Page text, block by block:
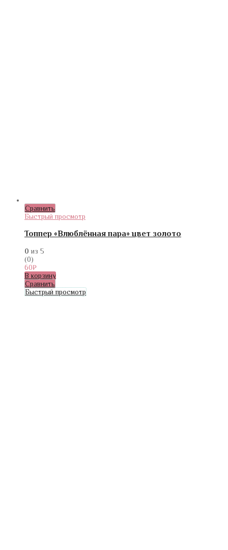
Сравнить
Быстрый просмотр
Топпер «Влюблённая пара» цвет золото
0 из 5
(0)
60₽
В корзину
Сравнить
Быстрый просмотр